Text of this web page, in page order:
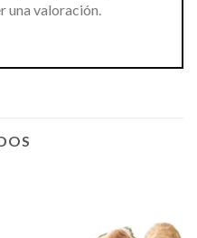
una valoración.